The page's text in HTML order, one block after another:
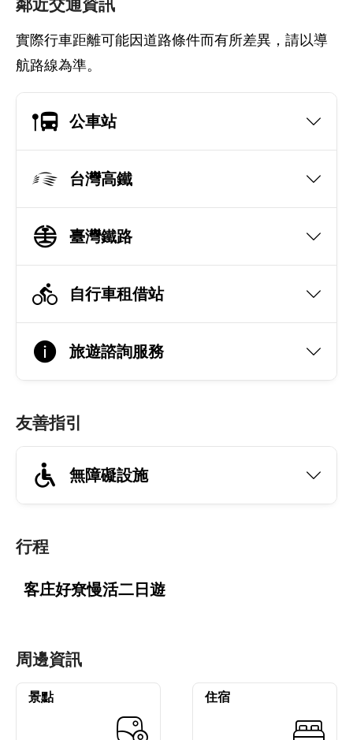
鄰近交通資訊
實際行車距離可能因道路條件而有所差異，請以導
航路線為準。
公車站
台灣高鐵
臺灣鐵路
自行車租借站
旅遊諮詢服務
友善指引
無障礙設施
行程
客庄好尞慢活二日遊
周邊資訊
景點 住宿